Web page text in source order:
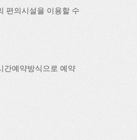
편의시설을 이용할 수
간예약방식으로 예약